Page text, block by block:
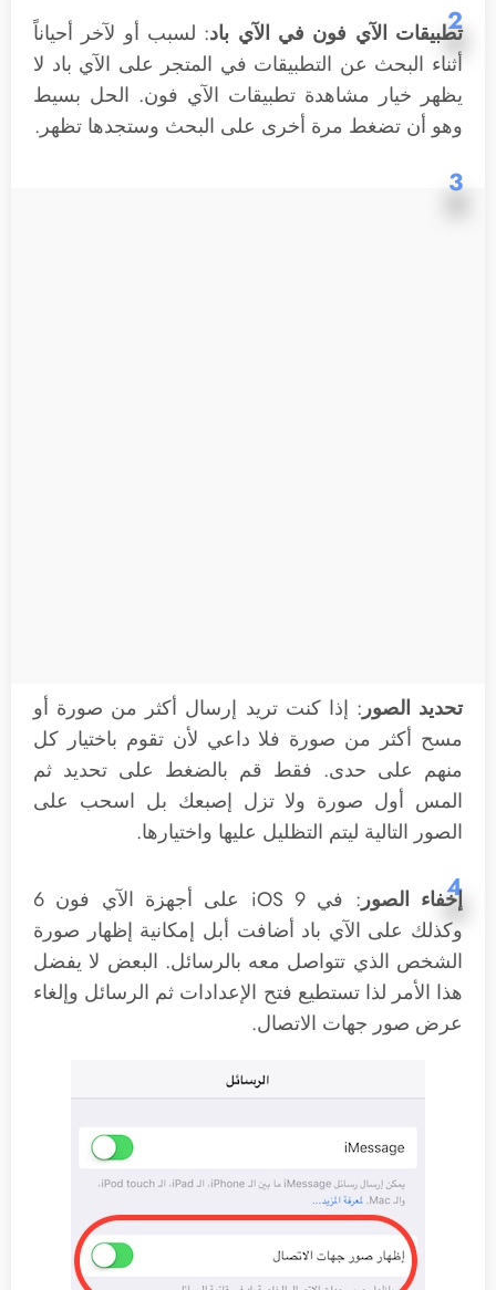
2
تطبيقات الآي فون في الآي باد: لسبب أو لآخر أحياناً
أثناء البحث عن التطبيقات في المتجر على الآي باد لا
يظهر خيار مشاهدة تطبيقات الآي فون. الحل بسيط
وهو أن تضغط مرة أخرى على البحث وستجدها تظهر.
3
تحديد الصور: إذا كنت تريد إرسال أكثر من صورة أو
مسح أكثر من صورة فلا داعي لأن تقوم باختيار كل
منهم على حدى. فقط قم بالضغط على تحديد ثم
المس أول صورة ولا تزل إصبعك بل اسحب على
الصور التالية ليتم التظليل عليها واختيارها.
4
إخفاء الصور
: في iOS 9 على أجهزة الآي فون 6
وكذلك على الآي باد أضافت أبل إمكانية إظهار صورة
الشخص الذي تتواصل معه بالرسائل. البعض لا يفضل
هذا الأمر لذا تستطيع فتح الإعدادات ثم الرسائل وإلغاء
عرض صور جهات الاتصال.